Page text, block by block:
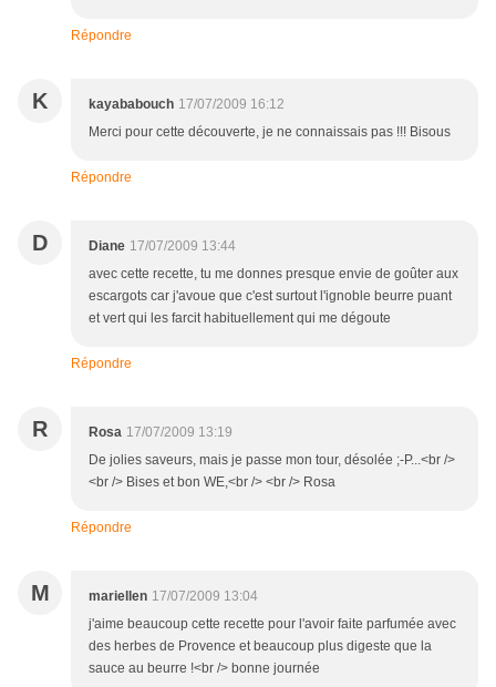
Répondre
K kayababouch 17/07/2009 16:12
Merci pour cette découverte, je ne connaissais pas !!! Bisous
Répondre
D Diane 17/07/2009 13:44
avec cette recette, tu me donnes presque envie de goûter aux
escargots car j'avoue que c'est surtout l'ignoble beurre puant
et vert qui les farcit habituellement qui me dégoute
Répondre
R Rosa 17/07/2009 13:19
De jolies saveurs, mais je passe mon tour, désolée ;-P...<br />
<br /> Bises et bon WE,<br /> <br /> Rosa
Répondre
M mariellen 17/07/2009 13:04
j'aime beaucoup cette recette pour l'avoir faite parfumée avec
des herbes de Provence et beaucoup plus digeste que la
sauce au beurre !<br /> bonne journée